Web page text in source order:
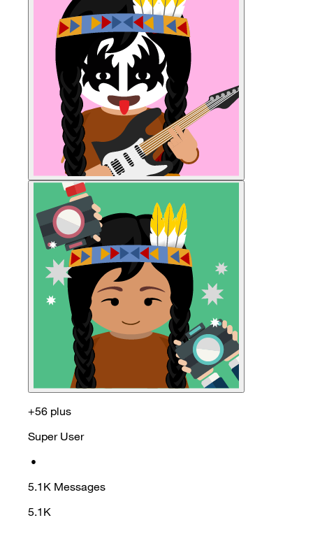
+56 plus
Super User
•
5.1K Messages
5.1K